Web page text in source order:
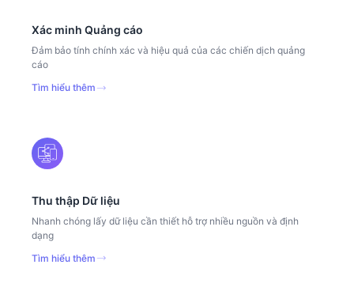
Xác minh Quảng cáo
Đảm bảo tính chính xác và hiệu quả của các chiến dịch quảng
cáo
Tìm hiểu thêm
Thu thập Dữ liệu
Nhanh chóng lấy dữ liệu cần thiết hỗ trợ nhiều nguồn và định
dạng
Tìm hiểu thêm